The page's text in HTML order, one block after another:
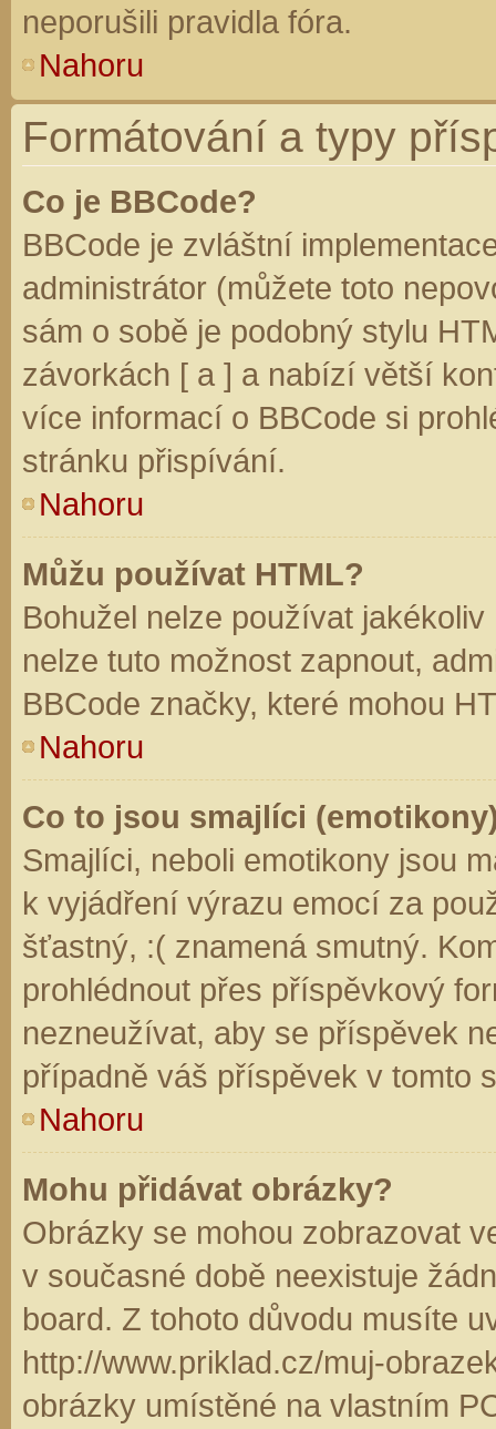
neporušili pravidla fóra.
Nahoru
Formátování a typy
Co je BBCode?
BBCode je zvláštní
administrátor (můžete toto
sám o sobě je podobný stylu
závorkách [ a ] a nabízí větší
více informací o BBCode si
stránku přispívání.
Nahoru
Můžu používat HTML?
Bohužel nelze používat
nelze tuto možnost zapnout,
BBCode značky, které mohou
Nahoru
Co to jsou smajlíci
Smajlíci, neboli emotikony jsou
k vyjádření výrazu emocí za
šťastný, :( znamená smutný.
prohlédnout přes příspěvkový
nezneužívat, aby se příspěvek
případně váš příspěvek v tomto
Nahoru
Mohu přidávat obrázky?
Obrázky se mohou zobrazovat
v současné době neexistuje
board. Z tohoto důvodu musíte
http://www.priklad.cz/muj-
obrázky umístěné na vlastním